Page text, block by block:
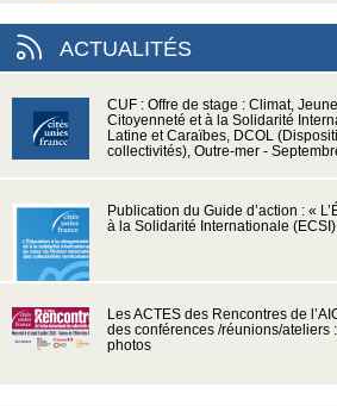
ACTUALITÉS
CUF : Offre de stage : Climat,
Citoyenneté et à la Solidarité
Latine et Caraïbes, DCOL
collectivités), Outre-mer -
Publication du Guide d’action : «
à la Solidarité Internationale
Les ACTES des Rencontres de
des conférences /réunions/ateliers
photos